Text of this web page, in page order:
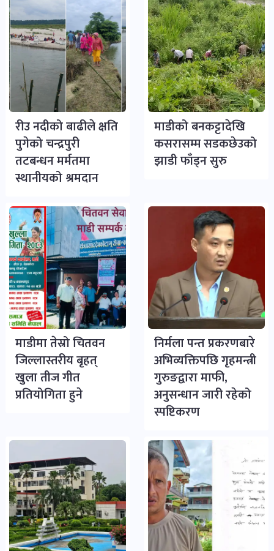
रीउ नदीको बाढीले क्षति
पुगेको चन्द्रपुरी
तटबन्धन मर्मतमा
स्थानीयको श्रमदान
माडीको बनकट्टादेखि
कसरासम्म सडकछेउको
झाडी फाँड्न सुरु
माडीमा तेस्रो चितवन
जिल्लास्तरीय बृहत्
खुला तीज गीत
प्रतियोगिता हुने
निर्मला पन्त प्रकरणबारे
अभिव्यक्तिपछि गृहमन्त्री
गुरुङद्वारा माफी,
अनुसन्धान जारी रहेको
स्पष्टिकरण